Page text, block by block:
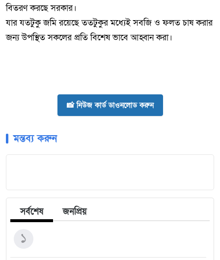
বিতরণ করছে সরকার।
যার যতটুকু জমি রয়েছে ততটুকুর মধ্যেই সবজি ও ফলত চাষ করার
জন্য উপস্থিত সকলের প্রতি বিশেষ ভাবে আহ্বান করা।
📸 নিউজ কার্ড ডাওনলোড করুন
মন্তব্য করুন
সর্বশেষ জনপ্রিয়
১